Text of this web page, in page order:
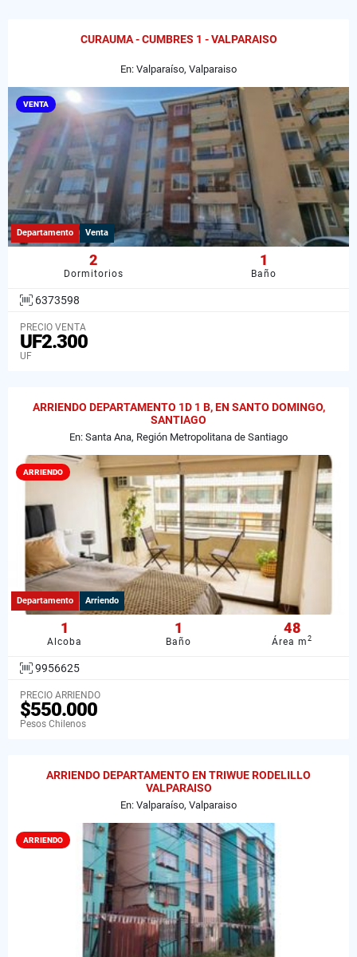
CURAUMA - CUMBRES 1 - VALPARAISO
En: Valparaíso, Valparaiso
VENTA
Departamento Venta
2
Dormitorios
1
Baño
6373598
PRECIO VENTA
UF2.300
UF
ARRIENDO DEPARTAMENTO 1D 1 B, EN SANTO DOMINGO,
SANTIAGO
En: Santa Ana, Región Metropolitana de Santiago
ARRIENDO
Departamento Arriendo
1
Alcoba
1
Baño
48
Área m2
9956625
PRECIO ARRIENDO
$550.000
Pesos Chilenos
ARRIENDO DEPARTAMENTO EN TRIWUE RODELILLO
VALPARAISO
En: Valparaíso, Valparaiso
ARRIENDO